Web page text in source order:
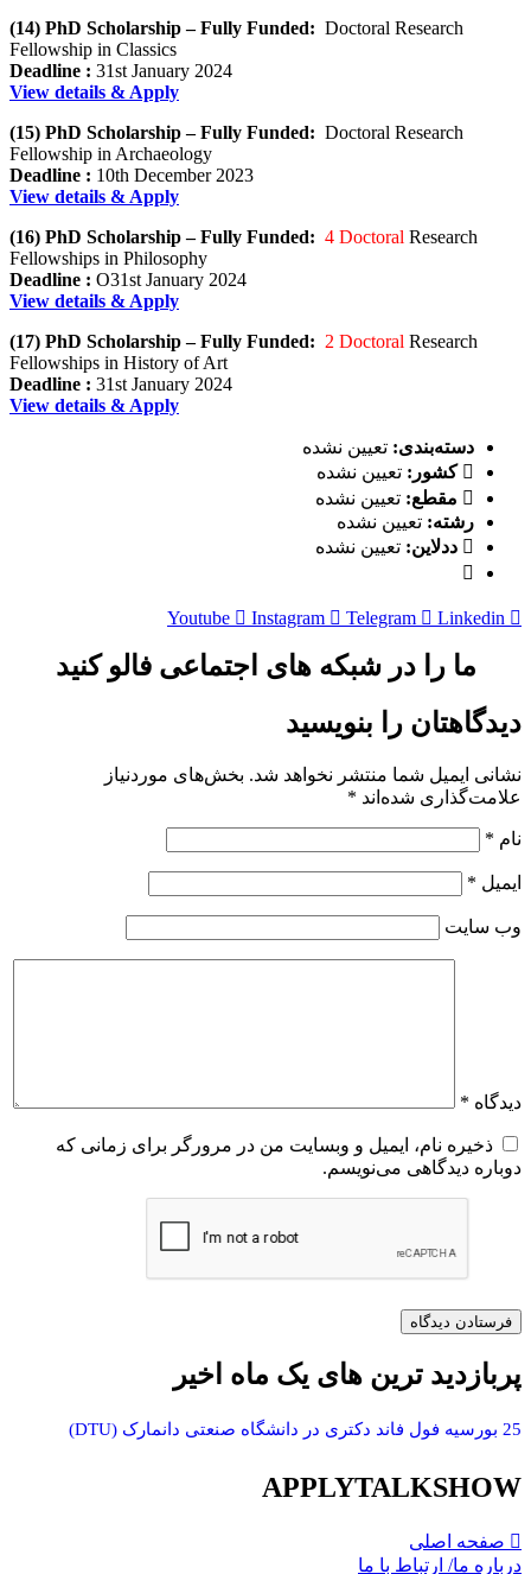
(14) PhD Scholarship – Fully Funded: Doctoral Research
Fellowship in Classics
Deadline : 31st January 2024
View details & Apply
(15) PhD Scholarship – Fully Funded: Doctoral Research
Fellowship in Archaeology
Deadline : 10th December 2023
View details & Apply
(16) PhD Scholarship – Fully Funded: 4 Doctoral Research
Fellowships in Philosophy
Deadline : O31st January 2024
View details & Apply
(17) PhD Scholarship – Fully Funded: 2 Doctoral Research
Fellowships in History of Art
Deadline : 31st January 2024
View details & Apply
دسته‌بندی: تعیین نشده
کشور: تعیین نشده
مقطع: تعیین نشده
رشته: تعیین نشده
ددلاین: تعیین نشده
Youtube Instagram Telegram Linkedin
ما را در شبکه های اجتماعی فالو کنید
دیدگاهتان را بنویسید
نشانی ایمیل شما منتشر نخواهد شد. بخش‌های موردنیاز
علامت‌گذاری شده‌اند *
نام *
ایمیل *
وب‌ سایت
دیدگاه *
ذخیره نام، ایمیل و وبسایت من در مرورگر برای زمانی که
دوباره دیدگاهی می‌نویسم.
پربازدید ترین های یک ماه اخیر
25 بورسیه فول فاند دکتری در دانشگاه صنعتی دانمارک (DTU)
APPLYTALKSHOW
صفحه اصلی
درباره ما/ ارتباط با ما